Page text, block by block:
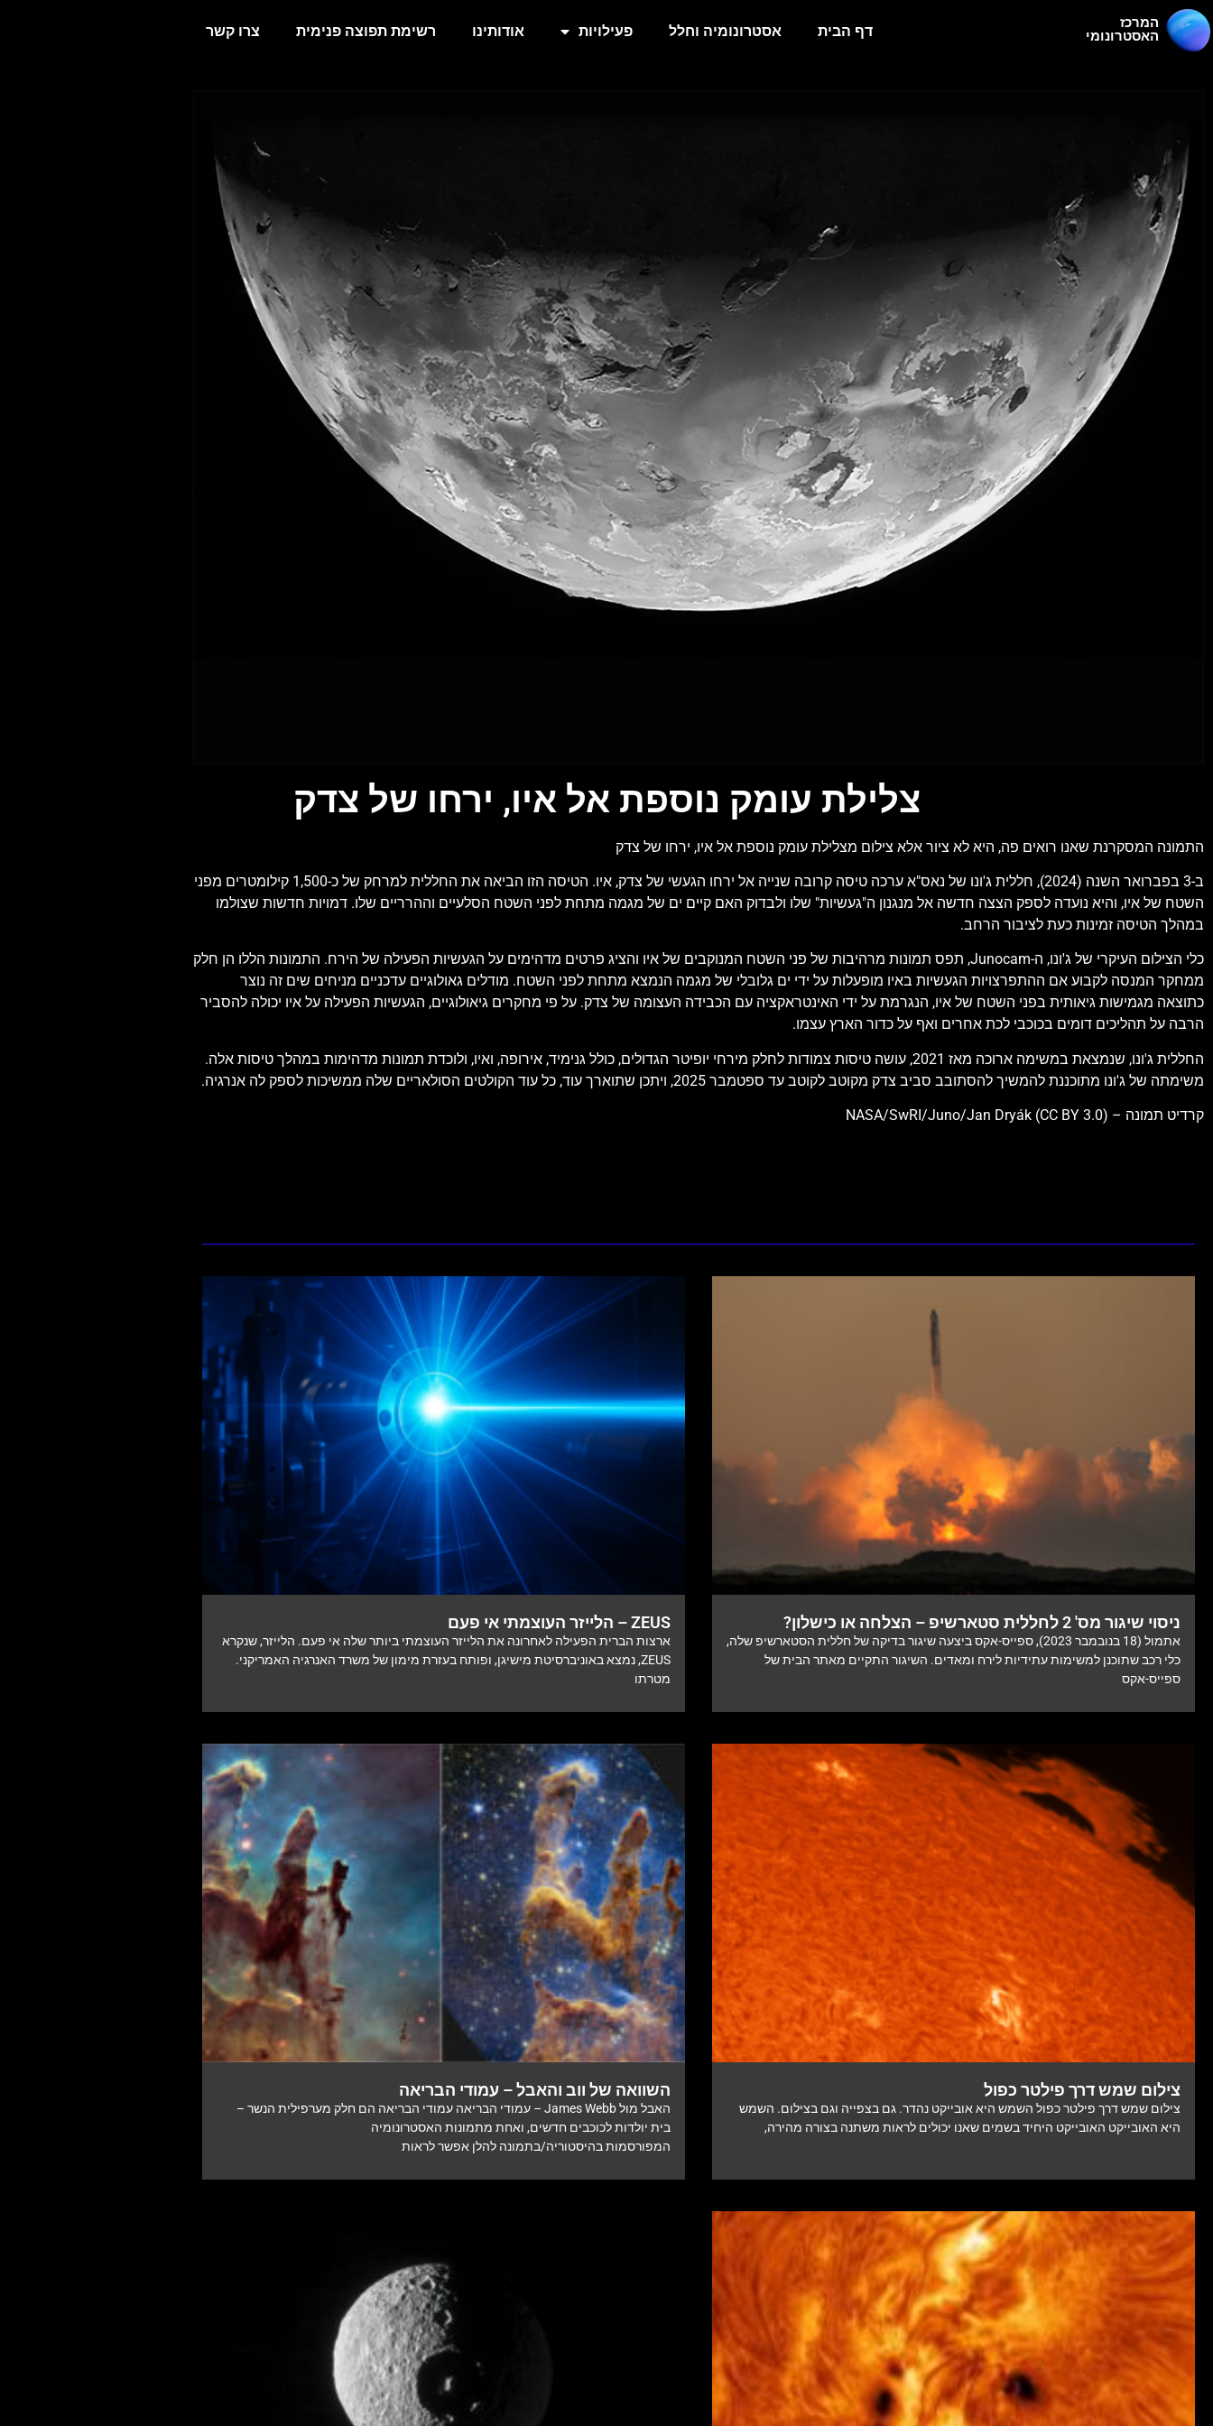
המרכז
האסטרונומי
דף הבית אסטרונומיה וחלל פעילויות אודותינו רשימת תפוצה פנימית צרו קשר
צלילת עומק נוספת אל איו, ירחו של צדק
התמונה המסקרנת שאנו רואים פה, היא לא ציור אלא צילום מצלילת עומק נוספת אל איו, ירחו של צדק
ב-3 בפברואר השנה (2024), חללית ג'ונו של נאס"א ערכה טיסה קרובה שנייה אל ירחו הגעשי של צדק, איו. הטיסה הזו הביאה את החללית למרחק של כ-1,500 קילומטרים מפני
השטח של איו, והיא נועדה לספק הצצה חדשה אל מנגנון ה"געשיות" שלו ולבדוק האם קיים ים של מגמה מתחת לפני השטח הסלעיים וההרריים שלו. דמויות חדשות שצולמו
במהלך הטיסה זמינות כעת לציבור הרחב.
כלי הצילום העיקרי של ג'ונו, ה-Junocam, תפס תמונות מרהיבות של פני השטח המנוקבים של איו והציג פרטים מדהימים על הגעשיות הפעילה של הירח. התמונות הללו הן חלק
ממחקר המנסה לקבוע אם ההתפרצויות הגעשיות באיו מופעלות על ידי ים גלובלי של מגמה הנמצא מתחת לפני השטח. מודלים גאולוגיים עדכניים מניחים שים זה נוצר
כתוצאה מגמישות גיאותית בפני השטח של איו, הנגרמת על ידי האינטראקציה עם הכבידה העצומה של צדק. על פי מחקרים גיאולוגיים, הגעשיות הפעילה על איו יכולה להסביר
הרבה על תהליכים דומים בכוכבי לכת אחרים ואף על כדור הארץ עצמו.
החללית ג'ונו, שנמצאת במשימה ארוכה מאז 2021, עושה טיסות צמודות לחלק מירחי יופיטר הגדולים, כולל גנימיד, אירופה, ואיו, ולוכדת תמונות מדהימות במהלך טיסות אלה.
משימתה של ג'ונו מתוכננת להמשיך להסתובב סביב צדק מקוטב לקוטב עד ספטמבר 2025, ויתכן שתוארך עוד, כל עוד הקולטים הסולאריים שלה ממשיכות לספק לה אנרגיה.
קרדיט תמונה – NASA/SwRI/Juno/Jan Dryák (CC BY 3.0)
ניסוי שיגור מס' 2 לחללית סטארשיפ – הצלחה או כישלון?
אתמול (18 בנובמבר 2023), ספייס-אקס ביצעה שיגור בדיקה של חללית הסטארשיפ שלה,
כלי רכב שתוכנן למשימות עתידיות לירח ומאדים. השיגור התקיים מאתר הבית של
ספייס-אקס
ZEUS – הלייזר העוצמתי אי פעם
ארצות הברית הפעילה לאחרונה את הלייזר העוצמתי ביותר שלה אי פעם. הלייזר, שנקרא
ZEUS, נמצא באוניברסיטת מישיגן, ופותח בעזרת מימון של משרד האנרגיה האמריקני.
מטרתו
צילום שמש דרך פילטר כפול
צילום שמש דרך פילטר כפול השמש היא אובייקט נהדר. גם בצפייה וגם בצילום. השמש
היא האובייקט האובייקט היחיד בשמים שאנו יכולים לראות משתנה בצורה מהירה,
השוואה של ווב והאבל – עמודי הבריאה
האבל מול James Webb – עמודי הבריאה עמודי הבריאה הם חלק מערפילית הנשר –
בית יולדות לכוכבים חדשים, ואחת מתמונות האסטרונומיה
המפורסמות בהיסטוריה/בתמונה להלן אפשר לראות